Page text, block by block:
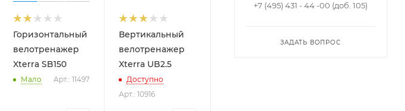
Горизонтальный
велотренажер
Xterra SB150
Мало Арт.: 11497
Вертикальный
велотренажер
Xterra UB2.5
Доступно
Арт.: 10916
+7 (495) 431 - 44 -00 (доб. 105)
ЗАДАТЬ ВОПРОС